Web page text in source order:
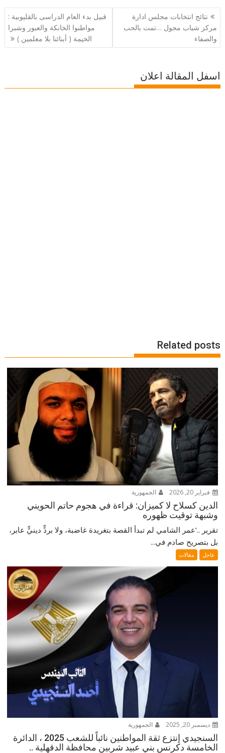
تصفّح
المقالات
نتائج انتخابات مجلس ادارة
مركز شباب مجول …تمت بالحب
والصفاء
قبيل بدء العام الدراسى بالقليوبية :
مواطنوا الخانكة والعبور وشبرا
الخيمة ( أبنائنا بلا معلمين )
اسفل المقالة اعلان
Related posts
فبراير 20, 2026 الجمهورية
الدين كسلاح لا كميزان: قراءة في هجوم حاتم الحويني
وشبهة توقيت ظهوره
تقرير ..‘عمر الشامي لم تبدأ القصة بتغريدة غاضبة، ولا بردٍّ دينيٍّ عابر،
بل بتصريح صادم في...
عاجل مقالات
ديسمبر 20, 2025 الجمهورية
السنجيدي إنتزع ثقة المواطنين نائباً للشعب 2025 ، الدائرة
الخامسة دكرنس بني عبيد شربين محافظة الدقهلية ..